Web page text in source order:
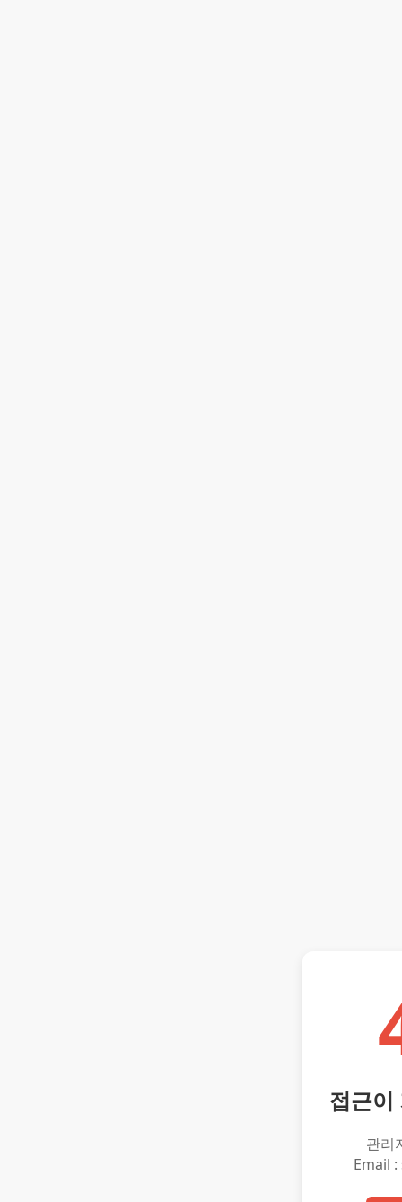
접근이
관리
Email